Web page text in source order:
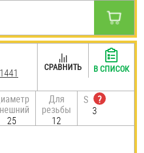
25
Для
резьбы
12
S
?
3
СРАВНИТЬ В СПИСОК